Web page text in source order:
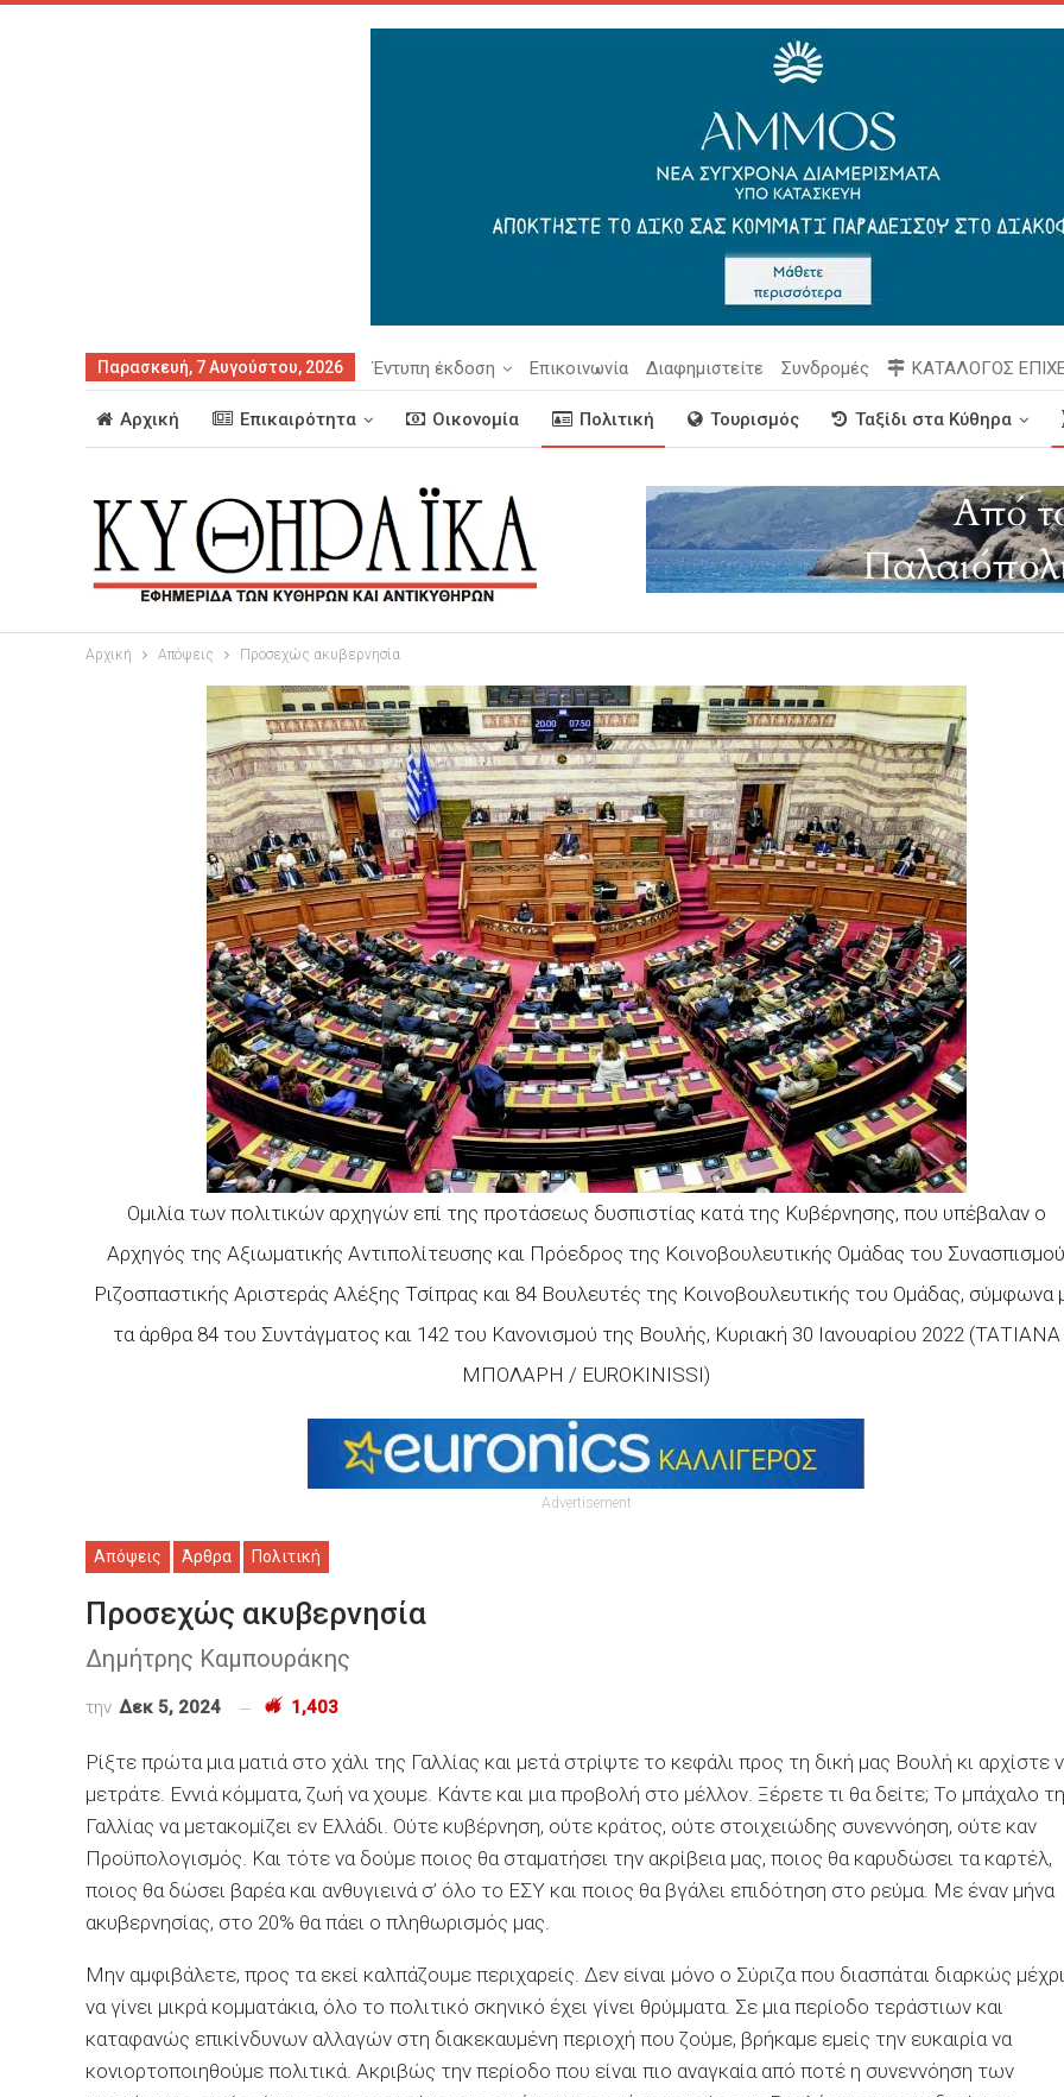
Παρασκευή, 7 Αυγούστου, 2026 Έντυπη έκδοση Επικοινωνία Διαφημιστείτε Συνδρομές ΚΑΤΑΛΟΓΟΣ
Αρχική Επικαιρότητα Οικονομία Πολιτική Τουρισμός Ταξίδι στα Κύθηρα
Αρχική Απόψεις Προσεχώς ακυβερνησία
Ομιλία των πολιτικών αρχηγών επί της προτάσεως δυσπιστίας κατά της Κυβέρνησης, που υπέβαλαν ο
Αρχηγός της Αξιωματικής Αντιπολίτευσης και Πρόεδρος της Κοινοβουλευτικής Ομάδας του
Ριζοσπαστικής Αριστεράς Αλέξης Τσίπρας και 84 Βουλευτές της Κοινοβουλευτικής του Ομάδας, σύμφωνα
τα άρθρα 84 του Συντάγματος και 142 του Κανονισμού της Βουλής, Κυριακή 30 Ιανουαρίου 2022 (ΤΑΤΙΑΝΑ
ΜΠΟΛΑΡΗ / EUROKINISSI)
Advertisement
Απόψεις Άρθρα Πολιτική
Προσεχώς ακυβερνησία
Δημήτρης Καμπουράκης
την Δεκ 5, 2024 1,403
Ρίξτε πρώτα μια ματιά στο χάλι της Γαλλίας και μετά στρίψτε το κεφάλι προς τη δική μας Βουλή κι αρχίστε
μετράτε. Εννιά κόμματα, ζωή να χουμε. Κάντε και μια προβολή στο μέλλον. Ξέρετε τι θα δείτε; Το μπάχαλο
Γαλλίας να μετακομίζει εν Ελλάδι. Ούτε κυβέρνηση, ούτε κράτος, ούτε στοιχειώδης συνεννόηση, ούτε καν
Προϋπολογισμός. Και τότε να δούμε ποιος θα σταματήσει την ακρίβεια μας, ποιος θα καρυδώσει τα καρτέλ,
ποιος θα δώσει βαρέα και ανθυγιεινά σ’ όλο το ΕΣΥ και ποιος θα βγάλει επιδότηση στο ρεύμα. Με έναν μήνα
ακυβερνησίας, στο 20% θα πάει ο πληθωρισμός μας.
Μην αμφιβάλετε, προς τα εκεί καλπάζουμε περιχαρείς. Δεν είναι μόνο ο Σύριζα που διασπάται διαρκώς μέχρι
να γίνει μικρά κομματάκια, όλο το πολιτικό σκηνικό έχει γίνει θρύμματα. Σε μια περίοδο τεράστιων και
καταφανώς επικίνδυνων αλλαγών στη διακεκαυμένη περιοχή που ζούμε, βρήκαμε εμείς την ευκαιρία να
κονιορτοποιηθούμε πολιτικά. Ακριβώς την περίοδο που είναι πιο αναγκαία από ποτέ η συνεννόηση των